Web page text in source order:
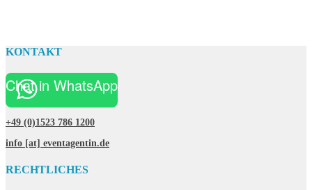
KONTAKT
Chat in WhatsApp
+49 (0)1523 786 1200
info [at] eventagentin.de
RECHTLICHES